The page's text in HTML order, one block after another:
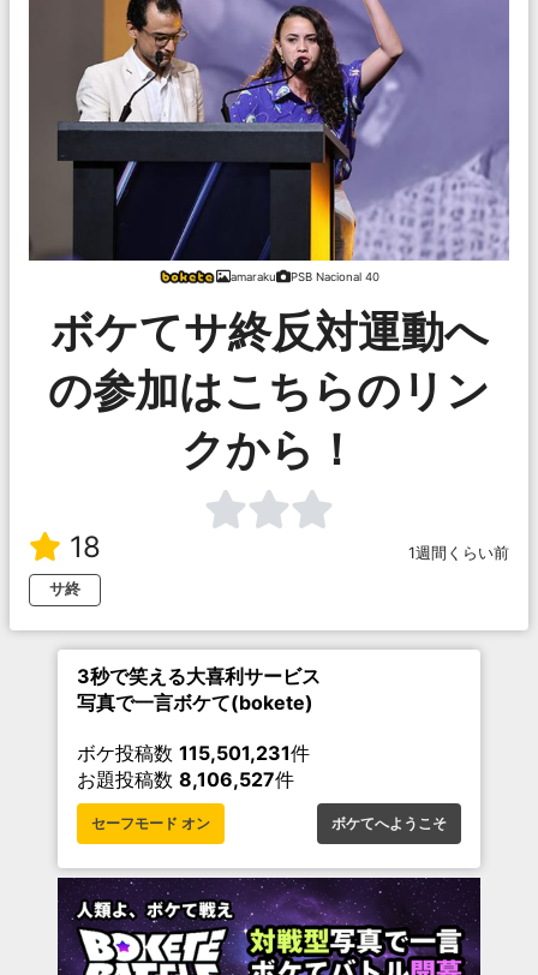
amaraku PSB Nacional 40
ボケてサ終反対運動へ
の参加はこちらのリン
クから！
18
1週間くらい前
サ終
3秒で笑える大喜利サービス
写真で一言ボケて(bokete)
ボケ投稿数 115,501,231件
お題投稿数 8,106,527件
セーフモード オン ボケてへようこそ